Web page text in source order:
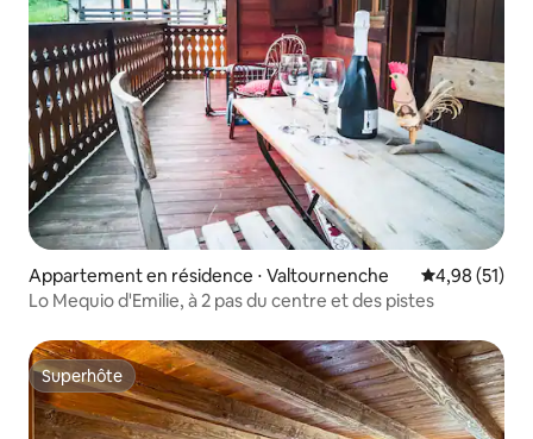
Appartement en résidence ⋅ Valtournenche Évaluation
4,98 (51)
Lo Mequio d'Emilie, à 2 pas du centre et des pistes
Superhôte
Superhôte